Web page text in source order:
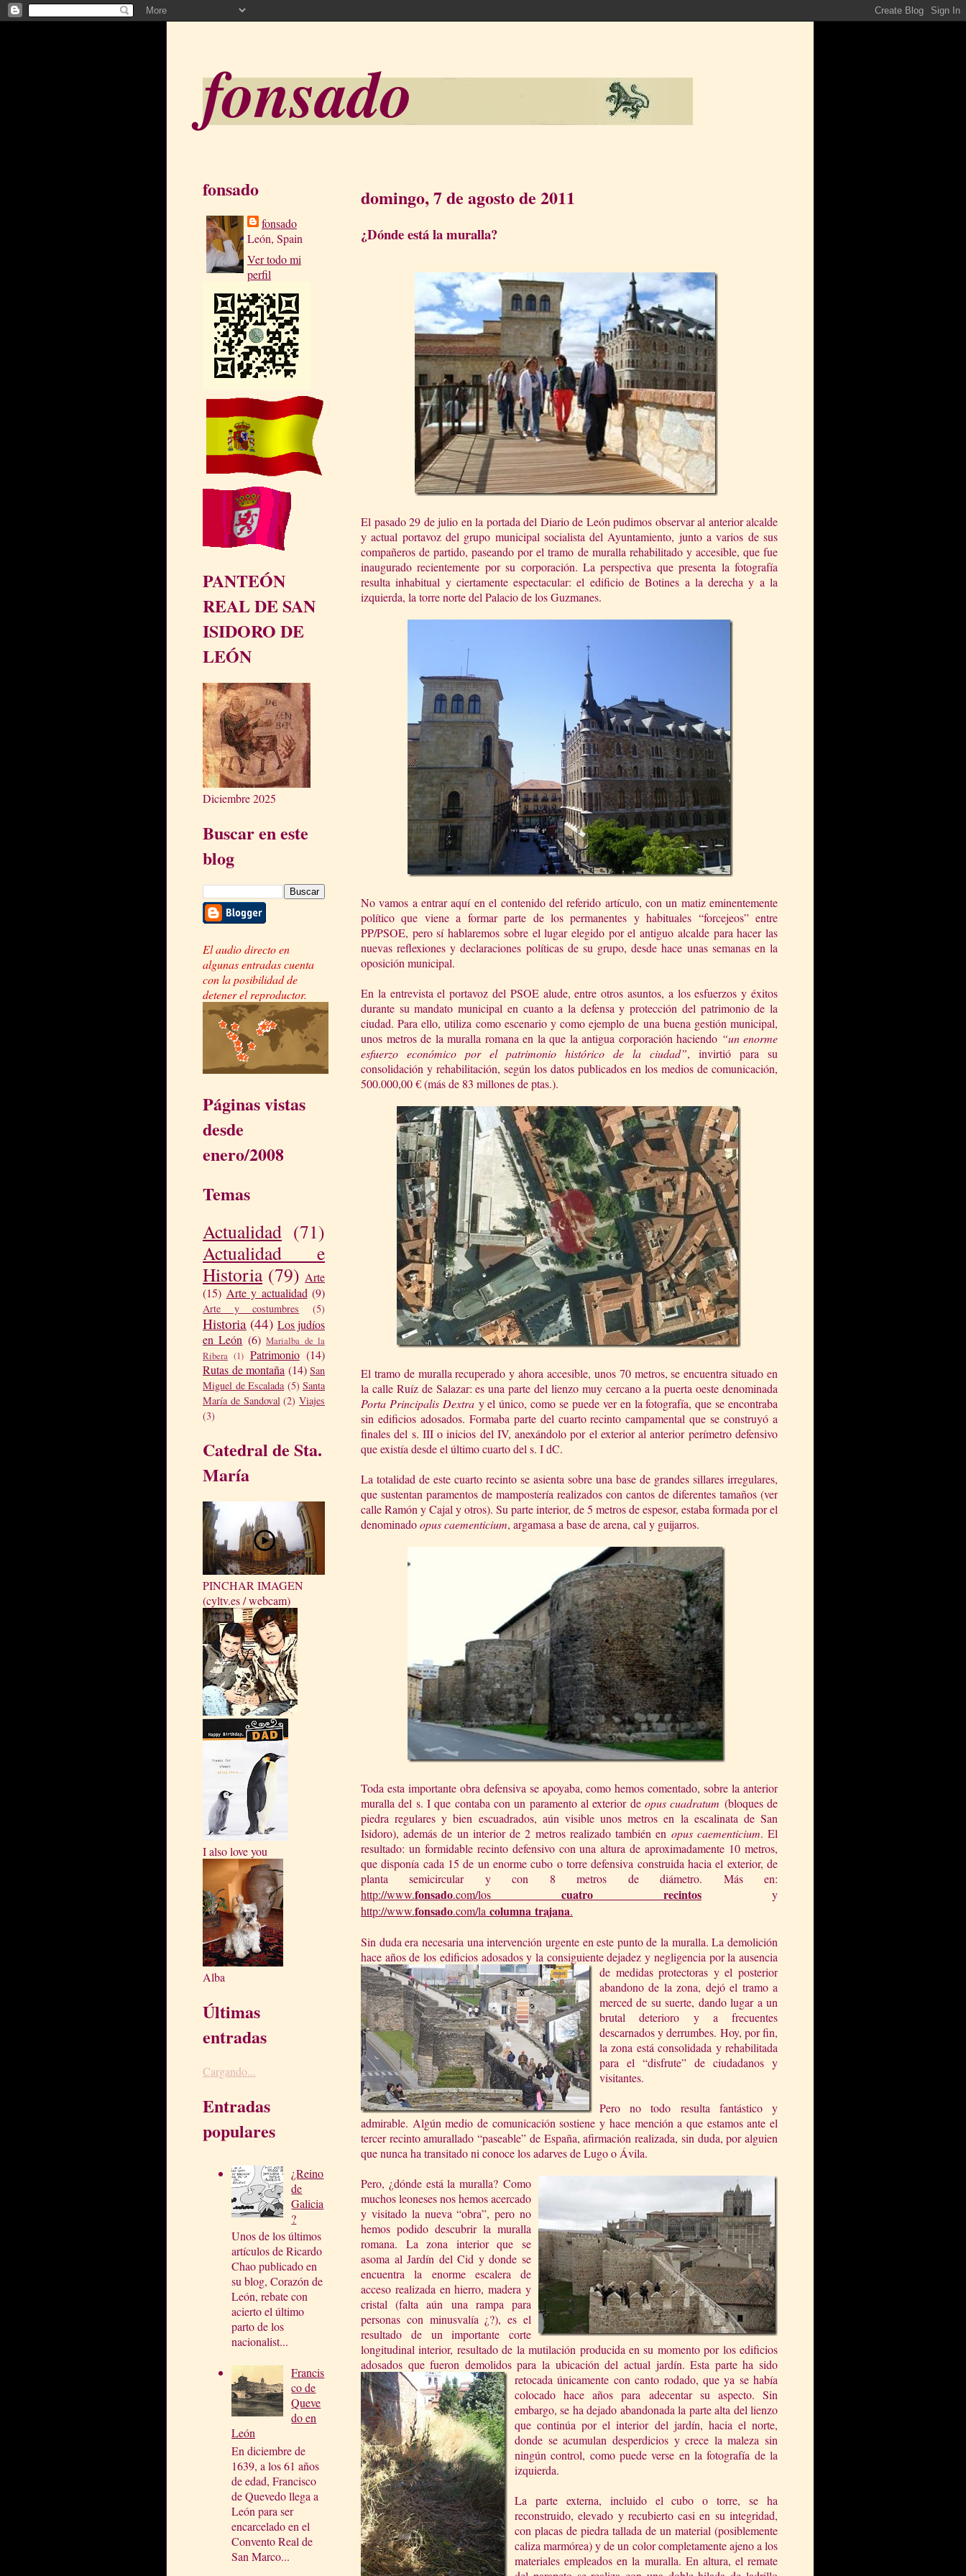
fonsado
fonsado
fonsado
León, Spain
Ver todo mi
perfil
PANTEÓN
REAL DE SAN
ISIDORO DE
LEÓN
Diciembre 2025
Buscar en este
blog
El audio directo en
algunas entradas cuenta
con la posibilidad de
detener el reproductor.
Páginas vistas
desde
enero/2008
Temas
Actualidad (71)
Actualidad e
Historia (79) Arte
(15) Arte y actualidad (9)
Arte y costumbres (5)
Historia (44) Los judíos
en León (6) Marialba de la
Ribera (1) Patrimonio (14)
Rutas de montaña (14) San
Miguel de Escalada (5) Santa
María de Sandoval (2) Viajes
(3)
Catedral de Sta.
María
PINCHAR IMAGEN
(cyltv.es / webcam)
I also love you
Alba
Últimas
entradas
Cargando...
Entradas
populares
¿Reino
de
Galicia
?
Unos de los últimos
artículos de Ricardo
Chao publicado en
su blog, Corazón de
León, rebate con
acierto el último
parto de los
nacionalist...
Francis
co de
Queve
do en
León
En diciembre de
1639, a los 61 años
de edad, Francisco
de Quevedo llega a
León para ser
encarcelado en el
Convento Real de
San Marco...
domingo, 7 de agosto de 2011
¿Dónde está la muralla?
El pasado 29 de julio en la portada del Diario de León pudimos observar al anterior alcalde
y actual portavoz del grupo municipal socialista del Ayuntamiento, junto a varios de sus
compañeros de partido, paseando por el tramo de muralla rehabilitado y accesible, que fue
inaugurado recientemente por su corporación. La perspectiva que presenta la fotografía
resulta inhabitual y ciertamente espectacular: el edificio de Botines a la derecha y a la
izquierda, la torre norte del Palacio de los Guzmanes.
No vamos a entrar aquí en el contenido del referido artículo, con un matiz eminentemente
político que viene a formar parte de los permanentes y habituales “forcejeos” entre
PP/PSOE, pero sí hablaremos sobre el lugar elegido por el antiguo alcalde para hacer las
nuevas reflexiones y declaraciones políticas de su grupo, desde hace unas semanas en la
oposición municipal.
En la entrevista el portavoz del PSOE alude, entre otros asuntos, a los esfuerzos y éxitos
durante su mandato municipal en cuanto a la defensa y protección del patrimonio de la
ciudad. Para ello, utiliza como escenario y como ejemplo de una buena gestión municipal,
unos metros de la muralla romana en la que la antigua corporación haciendo “un enorme
esfuerzo económico por el patrimonio histórico de la ciudad”, invirtió para su
consolidación y rehabilitación, según los datos publicados en los medios de comunicación,
500.000,00 € (más de 83 millones de ptas.).
El tramo de muralla recuperado y ahora accesible, unos 70 metros, se encuentra situado en
la calle Ruíz de Salazar: es una parte del lienzo muy cercano a la puerta oeste denominada
Porta Principalis Dextray el único, como se puede ver en la fotografía, que se encontraba
sin edificios adosados. Formaba parte del cuarto recinto campamental que se construyó a
finales del s. III o inicios del IV, anexándolo por el exterior al anterior perímetro defensivo
que existía desde el último cuarto del s. I dC.
La totalidad de este cuarto recinto se asienta sobre una base de grandes sillares irregulares,
que sustentan paramentos de mampostería realizados con cantos de diferentes tamaños (ver
calle Ramón y Cajal y otros). Su parte interior, de 5 metros de espesor, estaba formada por el
denominadoopus caementicium, argamasa a base de arena, cal y guijarros.
Toda esta importante obra defensiva se apoyaba, como hemos comentado, sobre la anterior
muralla del s. I que contaba con un paramento al exterior de opus cuadratum (bloques de
piedra regulares y bien escuadrados, aún visible unos metros en la escalinata de San
Isidoro), además de un interior de 2 metros realizado también en opus caementicium. El
resultado: un formidable recinto defensivo con una altura de aproximadamente 10 metros,
que disponía cada 15 de un enorme cubo o torre defensiva construida hacia el exterior, de
planta semicircular y con 8 metros de diámetro. Más en:
http://www.fonsado.com/los cuatro recintos y
http://www.fonsado.com/la columna trajana.
Sin duda era necesaria una intervención urgente en este punto de la muralla. La demolición
hace años de los edificios adosados y la consiguiente dejadez y negligencia por la ausencia
de medidas protectoras y el posterior
abandono de la zona, dejó el tramo a
merced de su suerte, dando lugar a un
brutal deterioro y a frecuentes
descarnados y derrumbes. Hoy, por fin,
la zona está consolidada y rehabilitada
para el “disfrute” de ciudadanos y
visitantes.
Pero no todo resulta fantástico y
admirable. Algún medio de comunicación sostiene y hace mención a que estamos ante el
tercer recinto amurallado “paseable” de España, afirmación realizada, sin duda, por alguien
que nunca ha transitado ni conoce los adarves de Lugo o Ávila.
Pero, ¿dónde está la muralla? Como
muchos leoneses nos hemos acercado
y visitado la nueva “obra”, pero no
hemos podido descubrir la muralla
romana. La zona interior que se
asoma al Jardín del Cid y donde se
encuentra la enorme escalera de
acceso realizada enhierro, madera y
cristal (falta aún una rampa para
personas con minusvalía ¿?), es el
resultado de un importante corte
longitudinal interior, resultado de la mutilación producida en su momento por los edificios
adosados que fueron demolidos para la ubicación del actual jardín. Esta parte ha sido
retocada únicamente con canto rodado, que ya se había
colocado hace años para adecentar su aspecto. Sin
embargo, se ha dejado abandonada la parte alta del lienzo
que continúa por el interior del jardín, hacia el norte,
donde se acumulan desperdicios y crece la maleza sin
ningún control, como puede verse en la fotografía de la
izquierda.
La parte externa, incluido el cubo o torre, se ha
reconstruido, elevado y recubierto casi en su integridad,
con placas de piedra tallada de un material (posiblemente
caliza marmórea) y de un color completamente ajeno a los
materiales empleados en la muralla. En altura, el remate